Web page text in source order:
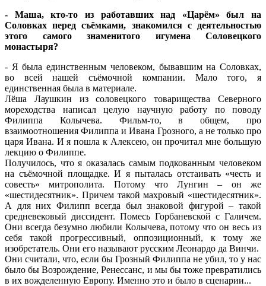
- Маша, кто-то из работавших над «Царём» был на
Соловках перед съёмками, знакомился с деятельностью
этого самого знаменитого игумена Соловецкого
монастыря?
- Я была единственным человеком, бывавшим на Соловках,
во всей нашей съёмочной компании. Мало того, я
единственная была в материале.
Лёша Лаушкин из соловецкого товарищества Северного
мореходства написал целую научную работу по поводу
Филиппа Колычева. Фильм-то, в общем, про
взаимоотношения Филиппа и Ивана Грозного, а не только про
царя Ивана. И я пошла к Алексею, он прочитал мне большую
лекцию о Филиппе.
Получилось, что я оказалась самым подкованным человеком
на съёмочной площадке. И я пыталась отстаивать «честь и
совесть» митрополита. Потому что Лунгин – он же
«шестидесятник». Причем такой махровый «шестидесятник».
А для них Филипп всегда был знаковой фигурой – такой
средневековый диссидент. Помесь Горбаневской с Галичем.
Они всегда безумно любили Колычева, потому что он весь из
себя такой прогрессивный, оппозиционный, к тому же
изобретатель. Они его называют русским Леонардо да Винчи.
Они считали, что, если бы Грозный Филиппа не убил, то у нас
было бы Возрождение, Ренессанс, и мы бы тоже превратились
в их вожделенную Европу. Именно это и было в сценарии...